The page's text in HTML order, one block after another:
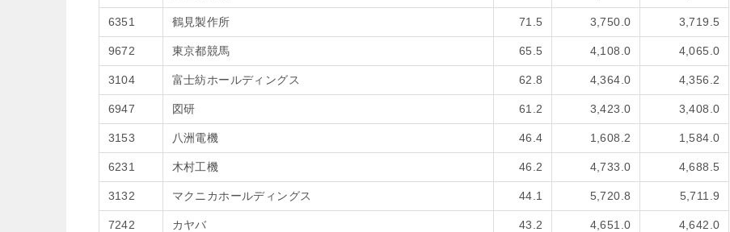
6351 鶴見製作所 71.5 3,750.0 3,719.5
9672 東京都競馬 65.5 4,108.0 4,065.0
3104 富士紡ホールディングス 62.8 4,364.0 4,356.2
6947 図研 61.2 3,423.0 3,408.0
3153 八洲電機 46.4 1,608.2 1,584.0
6231 木村工機 46.2 4,733.0 4,688.5
3132 マクニカホールディングス 44.1 5,720.8 5,711.9
7242 カヤバ 43.2 4,651.0 4,642.0